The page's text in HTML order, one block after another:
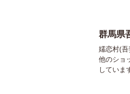
群馬県
嬬恋村(
他のショ
していま